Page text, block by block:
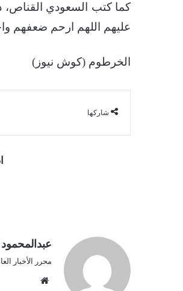
كما كتب السعودي القناص،
عليهم اللهم ارحم ضعفهم
الخرطوم (كوش نيوز)
شاركها
محرر الأخبار